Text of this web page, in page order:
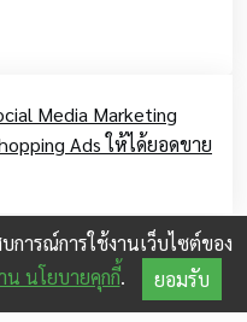
Media Marketing
Ads ให้ได้ยอดขาย
การณ์การใช้งานเว็บไซต์ของ
น นโยบายคุกกี้. ยอมรับ